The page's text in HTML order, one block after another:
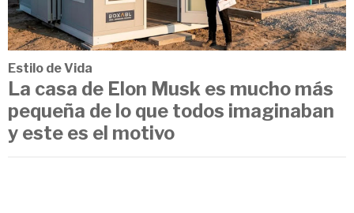
Estilo de Vida
La casa de Elon Musk es mucho más
pequeña de lo que todos imaginaban
y este es el motivo